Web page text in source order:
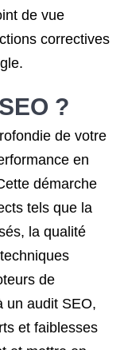
de vue
correctives
?
de votre
en
démarche
tels que la
la qualité
de
un audit SEO,
et faiblesses